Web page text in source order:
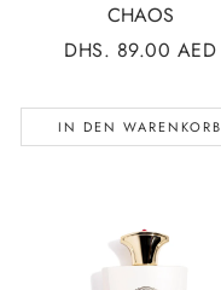
CHAOS
NORMALER
DHS. 89.00 AED
IN DEN WARENKORB